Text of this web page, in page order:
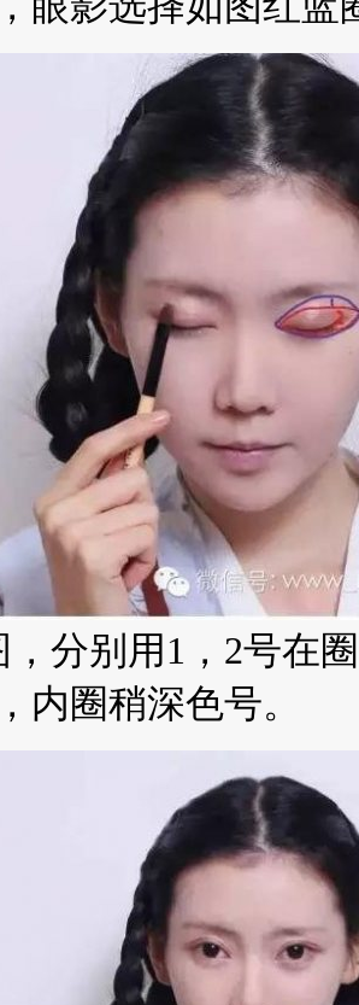
，分别用1，2号在
内圈稍深色号。